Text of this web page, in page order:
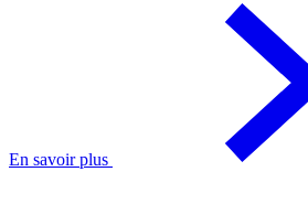
En savoir plus